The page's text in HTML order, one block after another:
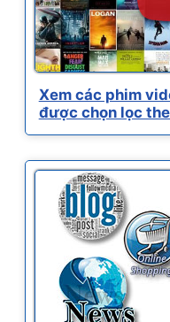
Xem các phim
được chọn lọc